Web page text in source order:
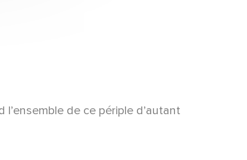
de ce périple d’autant